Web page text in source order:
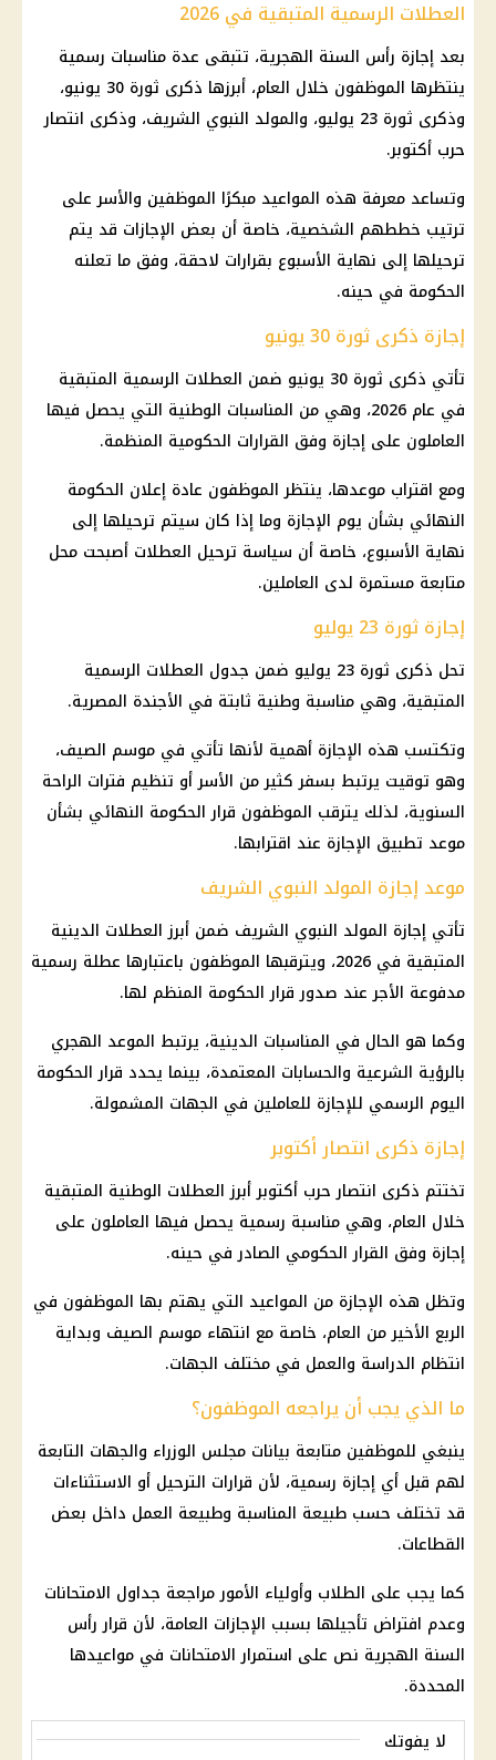
العطلات الرسمية المتبقية في 2026
بعد إجازة رأس السنة الهجرية، تتبقى عدة مناسبات رسمية
ينتظرها الموظفون خلال العام، أبرزها ذكرى ثورة 30 يونيو
،
وذكرى ثورة 23 يوليو، والمولد النبوي الشريف، وذكرى انتصار
حرب أكتوبر.
وتساعد معرفة هذه المواعيد مبكرًا الموظفين والأسر على
ترتيب خططهم الشخصية، خاصة أن بعض الإجازات قد يتم
ترحيلها إلى نهاية الأسبوع بقرارات لاحقة، وفق ما تعلنه
الحكومة في حينه.
إجازة ذكرى ثورة 30 يونيو
تأتي ذكرى ثورة 30 يونيو
ضمن العطلات الرسمية المتبقية
في عام 2026، وهي من المناسبات الوطنية التي يحصل فيها
العاملون على إجازة وفق القرارات الحكومية المنظمة.
ومع اقتراب موعدها، ينتظر الموظفون عادة إعلان الحكومة
النهائي بشأن يوم الإجازة وما إذا كان سيتم ترحيلها إلى
نهاية الأسبوع، خاصة أن سياسة ترحيل العطلات أصبحت محل
متابعة مستمرة لدى العاملين.
إجازة ثورة 23 يوليو
تحل ذكرى ثورة 23 يوليو ضمن جدول العطلات الرسمية
المتبقية، وهي مناسبة وطنية ثابتة في الأجندة المصرية.
وتكتسب هذه الإجازة أهمية لأنها تأتي في موسم الصيف،
وهو توقيت يرتبط بسفر كثير من الأسر أو تنظيم فترات الراحة
السنوية، لذلك يترقب الموظفون قرار الحكومة النهائي بشأن
موعد تطبيق الإجازة عند اقترابها.
موعد إجازة المولد النبوي الشريف
تأتي إجازة المولد النبوي الشريف ضمن أبرز العطلات الدينية
المتبقية في 2026، ويترقبها الموظفون باعتبارها عطلة رسمية
مدفوعة الأجر عند صدور قرار الحكومة المنظم لها.
وكما هو الحال في المناسبات الدينية، يرتبط الموعد الهجري
بالرؤية الشرعية والحسابات المعتمدة، بينما يحدد قرار الحكومة
اليوم الرسمي للإجازة للعاملين في الجهات المشمولة.
إجازة ذكرى انتصار أكتوبر
تختتم ذكرى انتصار حرب أكتوبر أبرز العطلات الوطنية المتبقية
خلال العام، وهي مناسبة رسمية يحصل فيها العاملون على
إجازة وفق القرار الحكومي الصادر في حينه.
وتظل هذه الإجازة من المواعيد التي يهتم بها الموظفون في
الربع الأخير من العام، خاصة مع انتهاء موسم الصيف وبداية
انتظام الدراسة والعمل في مختلف الجهات.
ما الذي يجب أن يراجعه الموظفون؟
ينبغي للموظفين متابعة بيانات مجلس الوزراء والجهات التابعة
لهم قبل أي إجازة رسمية، لأن قرارات الترحيل أو الاستثناءات
قد تختلف حسب طبيعة المناسبة وطبيعة العمل داخل بعض
القطاعات.
كما يجب على الطلاب وأولياء الأمور مراجعة جداول الامتحانات
وعدم افتراض تأجيلها بسبب الإجازات العامة، لأن قراررأس
السنة الهجرية نص على استمرار الامتحانات في مواعيدها
المحددة.
لا يفوتك